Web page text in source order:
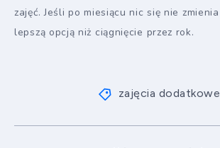
zajęć. Jeśli po miesiącu nic się nie
lepszą opcją niż ciągnięcie przez rok.
zajęcia dodatkowe